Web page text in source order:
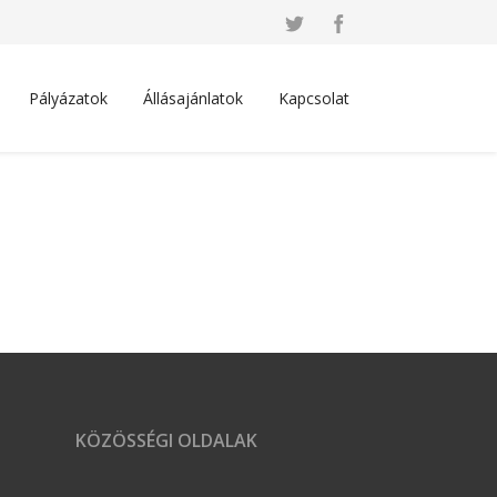
Pályázatok Állásajánlatok Kapcsolat
KÖZÖSSÉGI OLDALAK